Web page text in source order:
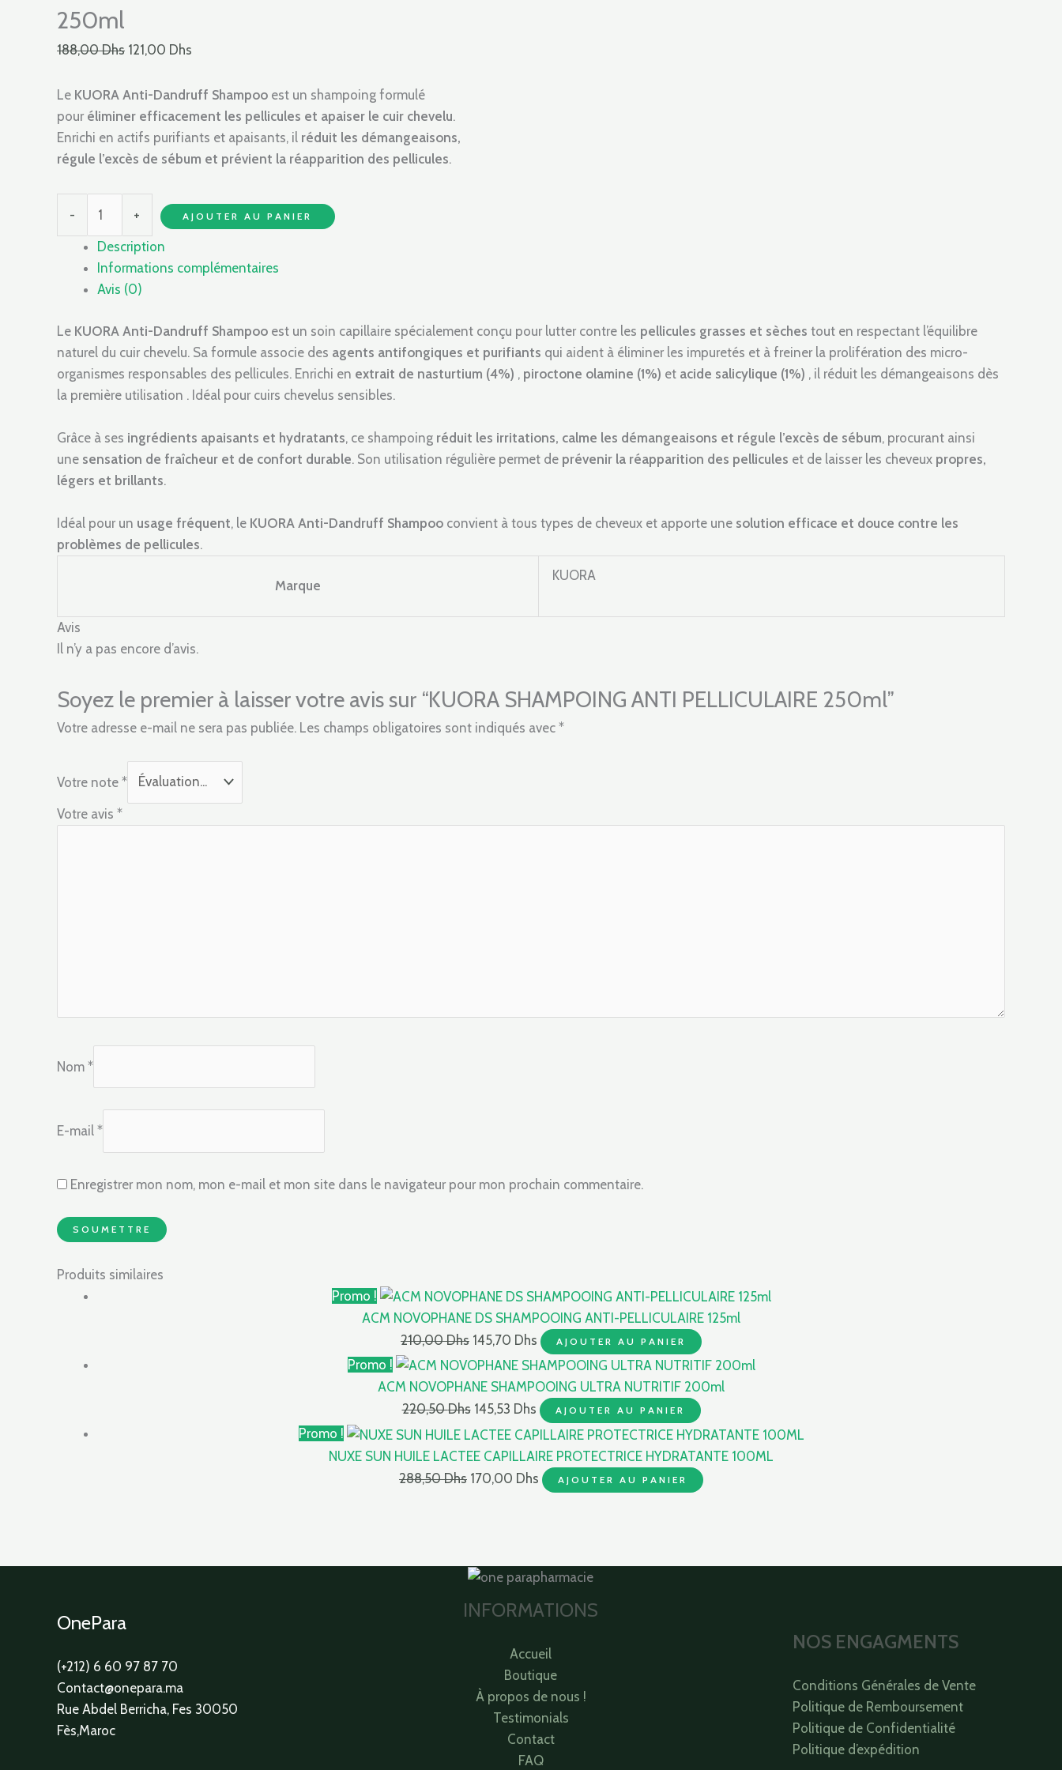
250ml
188,00Dhs 121,00 Dhs
Le KUORA Anti-Dandruff Shampoo est un shampoing formulé
pour éliminer efficacement les pellicules et apaiser le cuir chevelu.
Enrichi en actifs purifiants et apaisants, il réduit les démangeaisons,
régule l’excès de sébum et prévient la réapparition des pellicules.
- + AJOUTER AU PANIER
Description
Informations complémentaires
Avis (0)
Le KUORA Anti-Dandruff Shampoo est un soin capillaire spécialement conçu pour lutter contre les pellicules grasses et sèches tout en respectant l’équilibre
naturel du cuir chevelu. Sa formule associe des agents antifongiques et purifiants qui aident à éliminer les impuretés et à freiner la prolifération des micro-
organismes responsables des pellicules. Enrichi en extrait de nasturtium (4%) , piroctone olamine (1%) et acide salicylique (1%) , il réduit les démangeaisons dès
la première utilisation . Idéal pour cuirs chevelus sensibles.
Grâce à ses ingrédients apaisants et hydratants, ce shampoing réduit les irritations, calme les démangeaisons et régule l’excès de sébum, procurant ainsi
une sensation de fraîcheur et de confort durable. Son utilisation régulière permet de prévenir la réapparition des pellicules et de laisser les cheveux propres,
légers et brillants.
Idéal pour un usage fréquent, le KUORA Anti-Dandruff Shampoo convient à tous types de cheveux et apporte une solution efficace et douce contre les
problèmes de pellicules.
Marque
KUORA
Avis
Il n’y a pas encore d’avis.
Soyez le premier à laisser votre avis sur “KUORA SHAMPOING ANTI PELLICULAIRE 250ml”
Votre adresse e-mail ne sera pas publiée. Les champs obligatoires sont indiqués avec *
Votre note *
Votre avis *
Nom *
E-mail *
Enregistrer mon nom, mon e-mail et mon site dans le navigateur pour mon prochain commentaire.
Produits similaires
Promo !
ACM NOVOPHANE DS SHAMPOOING ANTI-PELLICULAIRE 125ml
210,00Dhs 145,70 Dhs AJOUTER AU PANIER
Promo !
ACM NOVOPHANE SHAMPOOING ULTRA NUTRITIF 200ml
220,50Dhs 145,53 Dhs AJOUTER AU PANIER
Promo !
NUXE SUN HUILE LACTEE CAPILLAIRE PROTECTRICE HYDRATANTE 100ML
288,50Dhs 170,00 Dhs AJOUTER AU PANIER
OnePara
(+212) 6 60 97 87 70
Contact@onepara.ma
Rue Abdel Berricha, Fes 30050
Fès,Maroc
INFORMATIONS
Accueil
Boutique
À propos de nous !
Testimonials
Contact
FAQ
NOS ENGAGMENTS
Conditions Générales de Vente
Politique de Remboursement
Politique de Confidentialité
Politique d’expédition